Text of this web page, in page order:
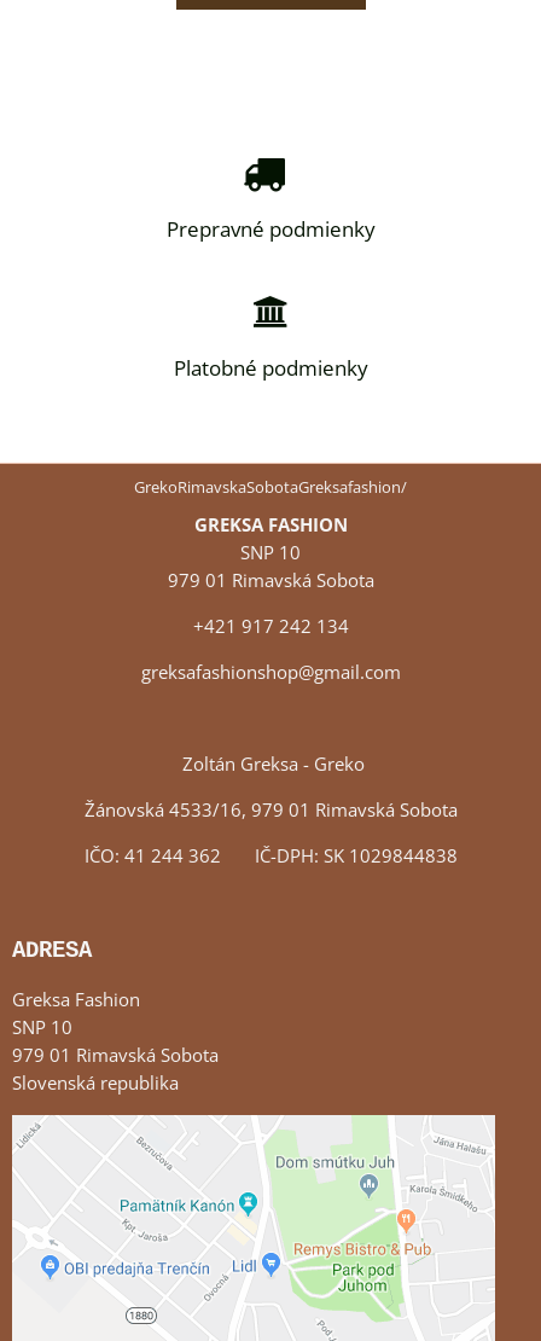
Prepravné podmienky
Platobné podmienky
GrekoRimavskaSobotaGreksafashion/
GREKSA FASHION
SNP 10
979 01 Rimavská Sobota
+421 917 242 134
greksafashionshop@gmail.com
Zoltán Greksa - Greko
Žánovská 4533/16, 979 01 Rimavská Sobota
IČO: 41 244 362 IČ-DPH: SK 1029844838
ADRESA
Greksa Fashion
SNP 10
979 01 Rimavská Sobota
Slovenská republika
Externý obsah je blokovaný Voľbami súkromia
Prajete si načítať externý obsah?
Povoliť tentokrát